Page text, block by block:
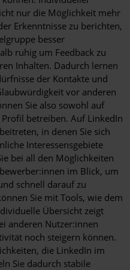
nur die Möglichkeit mehr
Erkenntnisse zu berichten,
besser
ruhig um Feedback zu
Inhalten. Dadurch lernen
der Kontakte und
vor anderen
Sie also sowohl auf
betreiben. Auf LinkedIn
in denen Sie sich
Interessensgebiete
bei all den Möglichkeiten
im Blick, um
schnell darauf zu
Sie mit Tools, wie dem
Übersicht zeigt
anderen Nutzer:innen
noch steigern können.
die LinkedIn im
Sie dadurch stabile